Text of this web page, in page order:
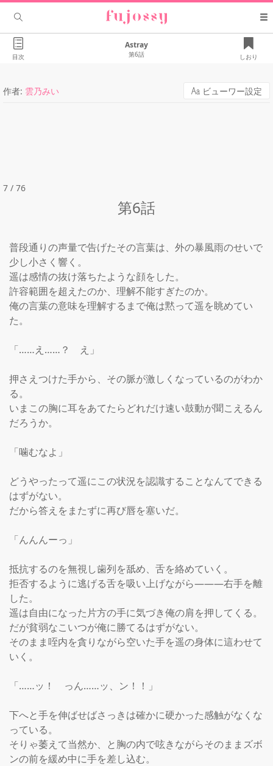
目次
Astray
第6話 しおり
作者: 雲乃みい ビューワー設定
7 / 76
第6話
普段通りの声量で告げたその言葉は、外の暴風雨のせいで
少し小さく響く。
遥は感情の抜け落ちたような顔をした。
許容範囲を超えたのか、理解不能すぎたのか。
俺の言葉の意味を理解するまで俺は黙って遥を眺めてい
た。
「……え……？　え」
押さえつけた手から、その脈が激しくなっているのがわか
る。
いまこの胸に耳をあてたらどれだけ速い鼓動が聞こえるん
だろうか。
「噛むなよ」
どうやったって遥にこの状況を認識することなんてできる
はずがない。
だから答えをまたずに再び唇を塞いだ。
「んんんーっ」
抵抗するのを無視し歯列を舐め、舌を絡めていく。
拒否するように逃げる舌を吸い上げながら―――右手を離
した。
遥は自由になった片方の手に気づき俺の肩を押してくる。
だが貧弱なこいつが俺に勝てるはずがない。
そのまま咥内を貪りながら空いた手を遥の身体に這わせて
いく。
「……ッ！　っん……ッ、ン！！」
下へと手を伸ばせばさっきは確かに硬かった感触がなくな
っている。
そりゃ萎えて当然か、と胸の内で呟きながらそのままズボ
ンの前を緩め中に手を差し込む。